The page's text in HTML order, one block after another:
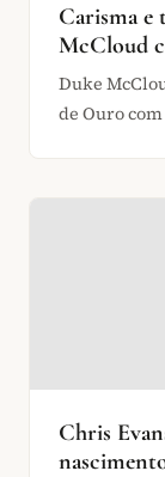
Carisma e
McCloud
Duke
de Ouro
Chris